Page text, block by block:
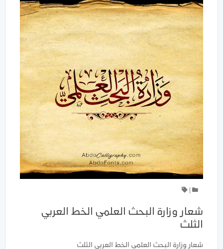
شعار وزارة البحث العلمي الخط العربي
الثلث
شعار وزارة البحث العلمي الخط العربي الثلث